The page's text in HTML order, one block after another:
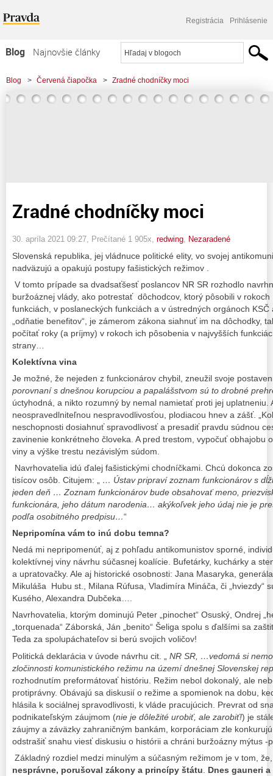
Registrácia Prihlásenie
Blog
Najnovšie články
Najčítanejšie články
Najkomentovanejšie články
Blog > Červená čiapočka > Zradné chodníčky moci
Zradné chodníčky moci
30. apríla 2021 09:27 , Prečítané 1 905x, redwing Nezaradené
Slovenská republika, jej vládnuce politické elity, vo svojej
nadväzujú a opakujú postupy fašistických režimov .
V tomto prípade sa dvadsaťšesť poslancov NR SR rozhodlo
buržoáznej vlády, ako potrestať dôchodcov, ktorý pôsobili v
funkciách, v poslaneckých funkciách a v ústredných orgánoch
„odňatie benefitov“, je zámerom zákona siahnuť im na dôchodky,
počítať roky (a príjmy) v rokoch ich pôsobenia v najvyšších
strany…
Kolektívna vina
Je možné, že nejeden z funkcionárov chybil, zneužil svoje
porovnaní s dnešnou korupciou a papalášstvom sú to drobné
úctyhodná, a nikto rozumný by nemal namietať proti jej uplatneniu.
neospravedlniteľnou nespravodlivosťou, plodiacou hnev a zášť.
neschopnosti dosiahnuť spravodlivosť a presadiť pravdu súdnou
zavinenie konkrétneho človeka. A pred trestom, vypočuť obhajobu
viny a výške trestu nezávislým súdom.
Navrhovatelia idú ďalej fašistickými chodníčkami. Chcú dokonca
tisícov osôb. Citujem: „ … Ústav pripraví zoznam funkcionárov s
jeden deň … Zoznam funkcionárov bude obsahovať meno,
funkcionára, jeho dátum narodenia… akýkoľvek jeho údaj nie je
podľa osobitného predpisu…“
Nepripomína vám to inú dobu temna?
Nedá mi nepripomenúť, aj z pohľadu antikomunistov sporné,
kolektívnej viny návrhu súčasnej koalície. Bufetárky, kuchárky a
a upratovačky. Ale aj historické osobnosti: Jana Masaryka,
Mikuláša Hubu st., Milana Rúfusa, Vladimíra Mináča, či „hviezdy“
Kusého, Alexandra Dubčeka….
Navrhovatelia, ktorým dominujú Peter „pinochet“ Osuský, Ondrej
„torquenada“ Záborská, Ján „benito“ Šeliga spolu s ďalšími sa
Teda za spolupáchateľov si berú svojich voličov!
Politická deklarácia v úvode návrhu cit. „ NR SR, …vedomá si
zločinnosti komunistického režimu na území dnešnej Slovenskej
rozhodnutím preformátovať históriu. Režim nebol dokonalý, ale
protiprávny. Obávajú sa diskusií o režime a spomienok na dobu,
hlásila k sociálnej spravodlivosti, k vláde pracujúcich. Prevrat od
podnikateľským záujmom (nie je dôležité urobiť, ale zarobiť!) je
záujmy a záväzky zahraničným bankám, korporáciam zle
odstrašiť snahu viesť diskusiu o histórii a chráni buržoázny mýtus -
Základný rozdiel medzi minulým a súčasným režimom je v tom,
nesprávne, porušoval zákony a princípy štátu
Dnes gauneri